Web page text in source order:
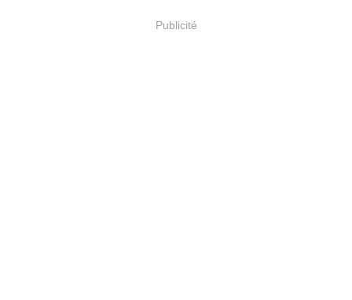
Publicité